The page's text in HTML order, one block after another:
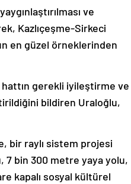
ve
Kazlıçeşme-Sirkeci
en güzel örneklerinden
hattın gerekli iyileştirme ve
bildiren Uraloğlu,
bir raylı sistem projesi
7 bin 300 metre yaya yolu,
kapalı sosyal kültürel